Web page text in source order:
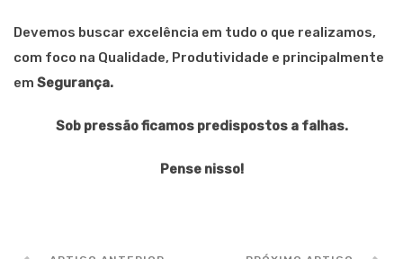
Devemos buscar excelência em tudo o que realizamos,
com foco na Qualidade, Produtividade e principalmente
em Segurança.
Sob pressão ficamos predispostos a falhas.
Pense nisso!